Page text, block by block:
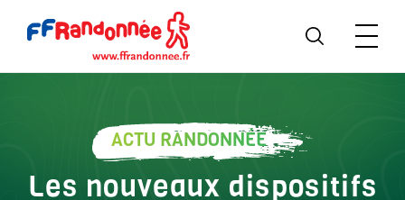
ACTU RANDONNÉE
Les nouveaux dispositifs